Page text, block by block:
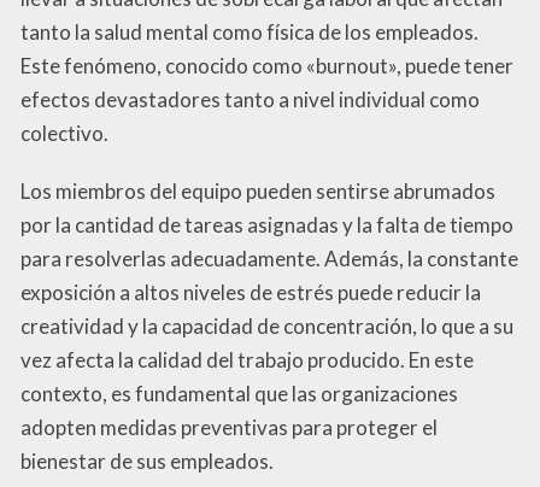
tanto la salud mental como física de los empleados.
Este fenómeno, conocido como «burnout», puede tener
efectos devastadores tanto a nivel individual como
colectivo.
Los miembros del equipo pueden sentirse abrumados
por la cantidad de tareas asignadas y la falta de tiempo
para resolverlas adecuadamente. Además, la constante
exposición a altos niveles de estrés puede reducir la
creatividad y la capacidad de concentración, lo que a su
vez afecta la calidad del trabajo producido. En este
contexto, es fundamental que las organizaciones
adopten medidas preventivas para proteger el
bienestar de sus empleados.